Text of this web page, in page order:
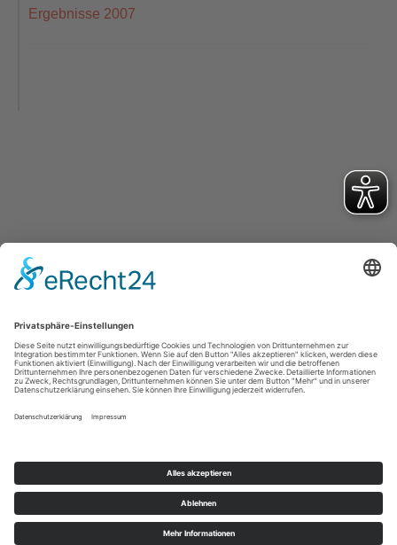
Ergebnisse 2007
Turnverein Germania Hattorf von 1902 e.V.
Otto-Escher-Str. 3
37197 Hattorf am Harz
office@tvg-hattorf.de
Kontakt
Cookie-Einstellungen